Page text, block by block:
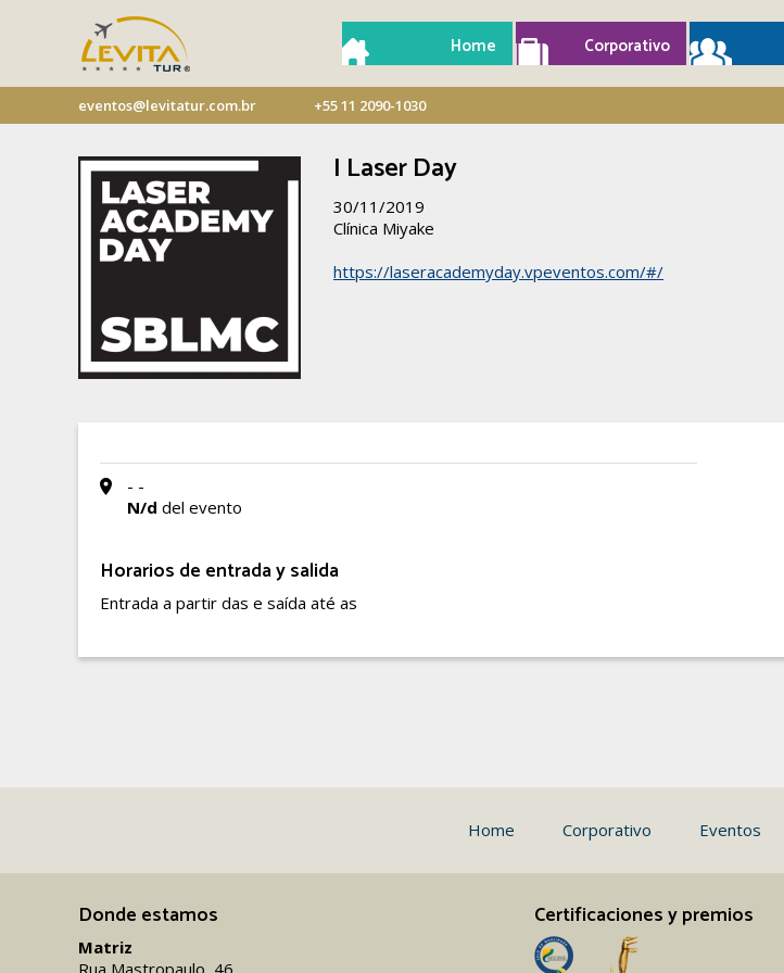
Home Corporativo
eventos@levitatur.com.br +55 11 2090-1030
I Laser Day
30/11/2019
Clínica Miyake
https://laseracademyday.vpeventos.com/#/
- -
N/d del evento
Horarios de entrada y salida
Entrada a partir das e saída até as
Home Corporativo Eventos
Donde estamos
Matriz
Rua Mastropaulo, 46
Certificaciones y premios